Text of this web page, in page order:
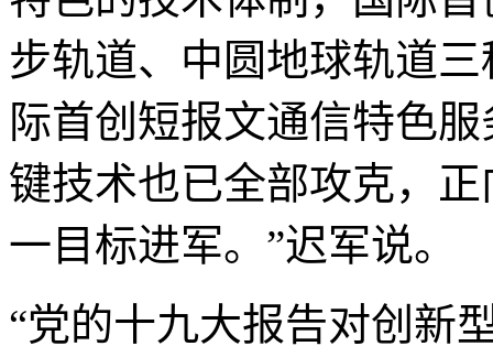
步轨道、中圆地球轨道
际首创短报文通信特色
键技术也已全部攻克，
一目标进军。”迟军说。
“党的十九大报告对创新